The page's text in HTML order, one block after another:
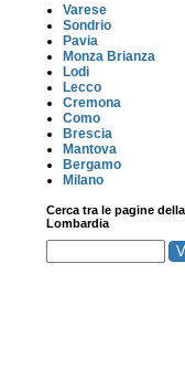
Varese
Sondrio
Pavia
Monza Brianza
Lodi
Lecco
Cremona
Como
Brescia
Mantova
Bergamo
Milano
Cerca tra le pagine della
Lombardia